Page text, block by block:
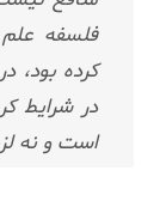
فلسفه
کرده بود،
در شرایط
است و نه